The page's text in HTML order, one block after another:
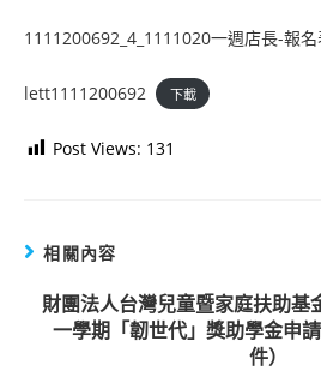
1111200692_4_1111020一週店長-報名
lett1111200692 下載
Post Views: 131
相關內容
財團法人台灣兒童暨家庭扶助基
一學期「韌世代」獎助學金申
件）